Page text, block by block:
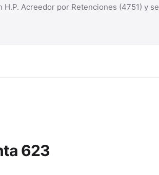
Acreedor por Retenciones (4751) y se
623